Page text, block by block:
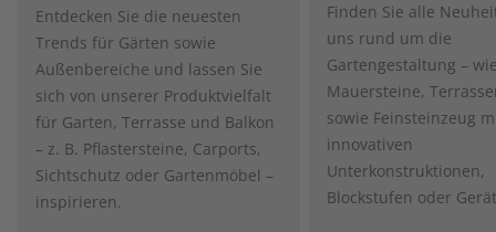
Entdecken Sie die neuesten
Trends für Gärten sowie
Außenbereiche und lassen Sie
sich von unserer Produktvielfalt
für Garten, Terrasse und Balkon
– z. B. Pflastersteine, Carports,
Sichtschutz oder Gartenmöbel –
inspirieren.
Finden Sie alle
uns rund um die
Gartengestaltung –
Mauersteine,
sowie Feinsteinzeug
innovativen
Unterkonstruktionen,
Blockstufen oder